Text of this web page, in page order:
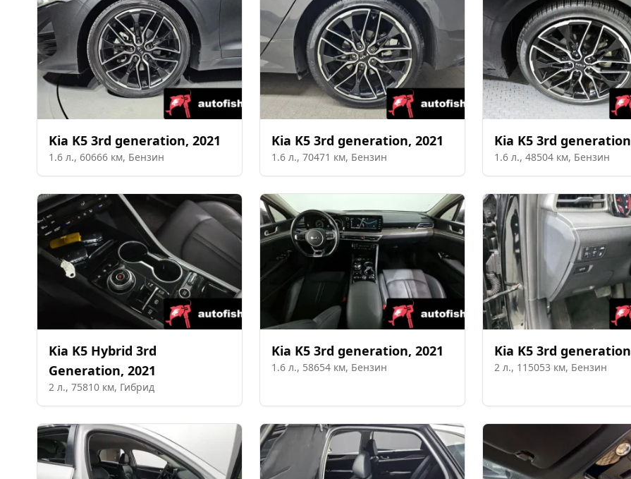
Kia K5 3rd generation, 2021
1.6 л., 60666 км, Бензин
Kia K5 3rd generation, 2021
1.6 л., 70471 км, Бензин
Kia K5 3rd generation
1.6 л., 48504 км, Бензин
Kia K5 Hybrid 3rd
Generation, 2021
2 л., 75810 км, Гибрид
Kia K5 3rd generation, 2021
1.6 л., 58654 км, Бензин
Kia K5 3rd generation
2 л., 115053 км, Бензин